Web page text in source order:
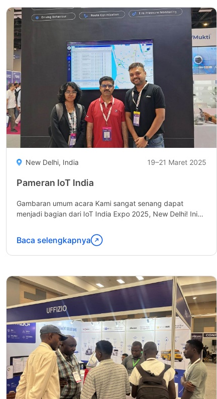
Global
Expo"
New Delhi, India 19–21 Maret 2025
Pameran IoT India
Gambaran umum acara Kami sangat senang dapat
menjadi bagian dari IoT India Expo 2025, New Delhi! Ini
Lanjutkan
membaca
India
Expo"
Baca selengkapnya